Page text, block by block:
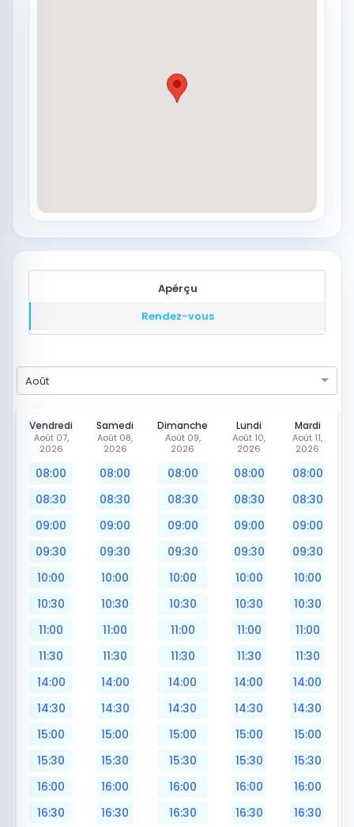
Apérçu
Rendez-vous
Août
Vendredi
Août 07,
2026
08:00
08:30
09:00
09:30
10:00
10:30
11:00
11:30
14:00
14:30
15:00
15:30
16:00
16:30
Samedi
Août 08,
2026
08:00
08:30
09:00
09:30
10:00
10:30
11:00
11:30
14:00
14:30
15:00
15:30
16:00
16:30
Dimanche
Août 09,
2026
08:00
08:30
09:00
09:30
10:00
10:30
11:00
11:30
14:00
14:30
15:00
15:30
16:00
16:30
Lundi
Août 10,
2026
08:00
08:30
09:00
09:30
10:00
10:30
11:00
11:30
14:00
14:30
15:00
15:30
16:00
16:30
Mardi
Août 11,
2026
08:00
08:30
09:00
09:30
10:00
10:30
11:00
11:30
14:00
14:30
15:00
15:30
16:00
16:30